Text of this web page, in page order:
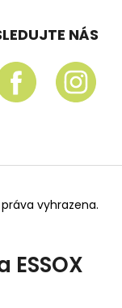
NÁS
vyhrazena.